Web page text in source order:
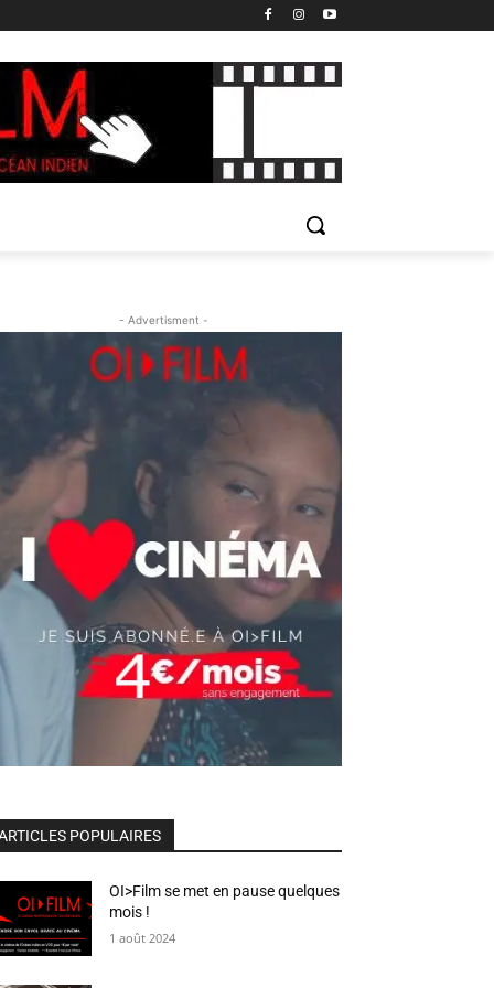
- Advertisment -
POPULAIRES
OI>Film se met en pause quelques
mois !
1 août 2024